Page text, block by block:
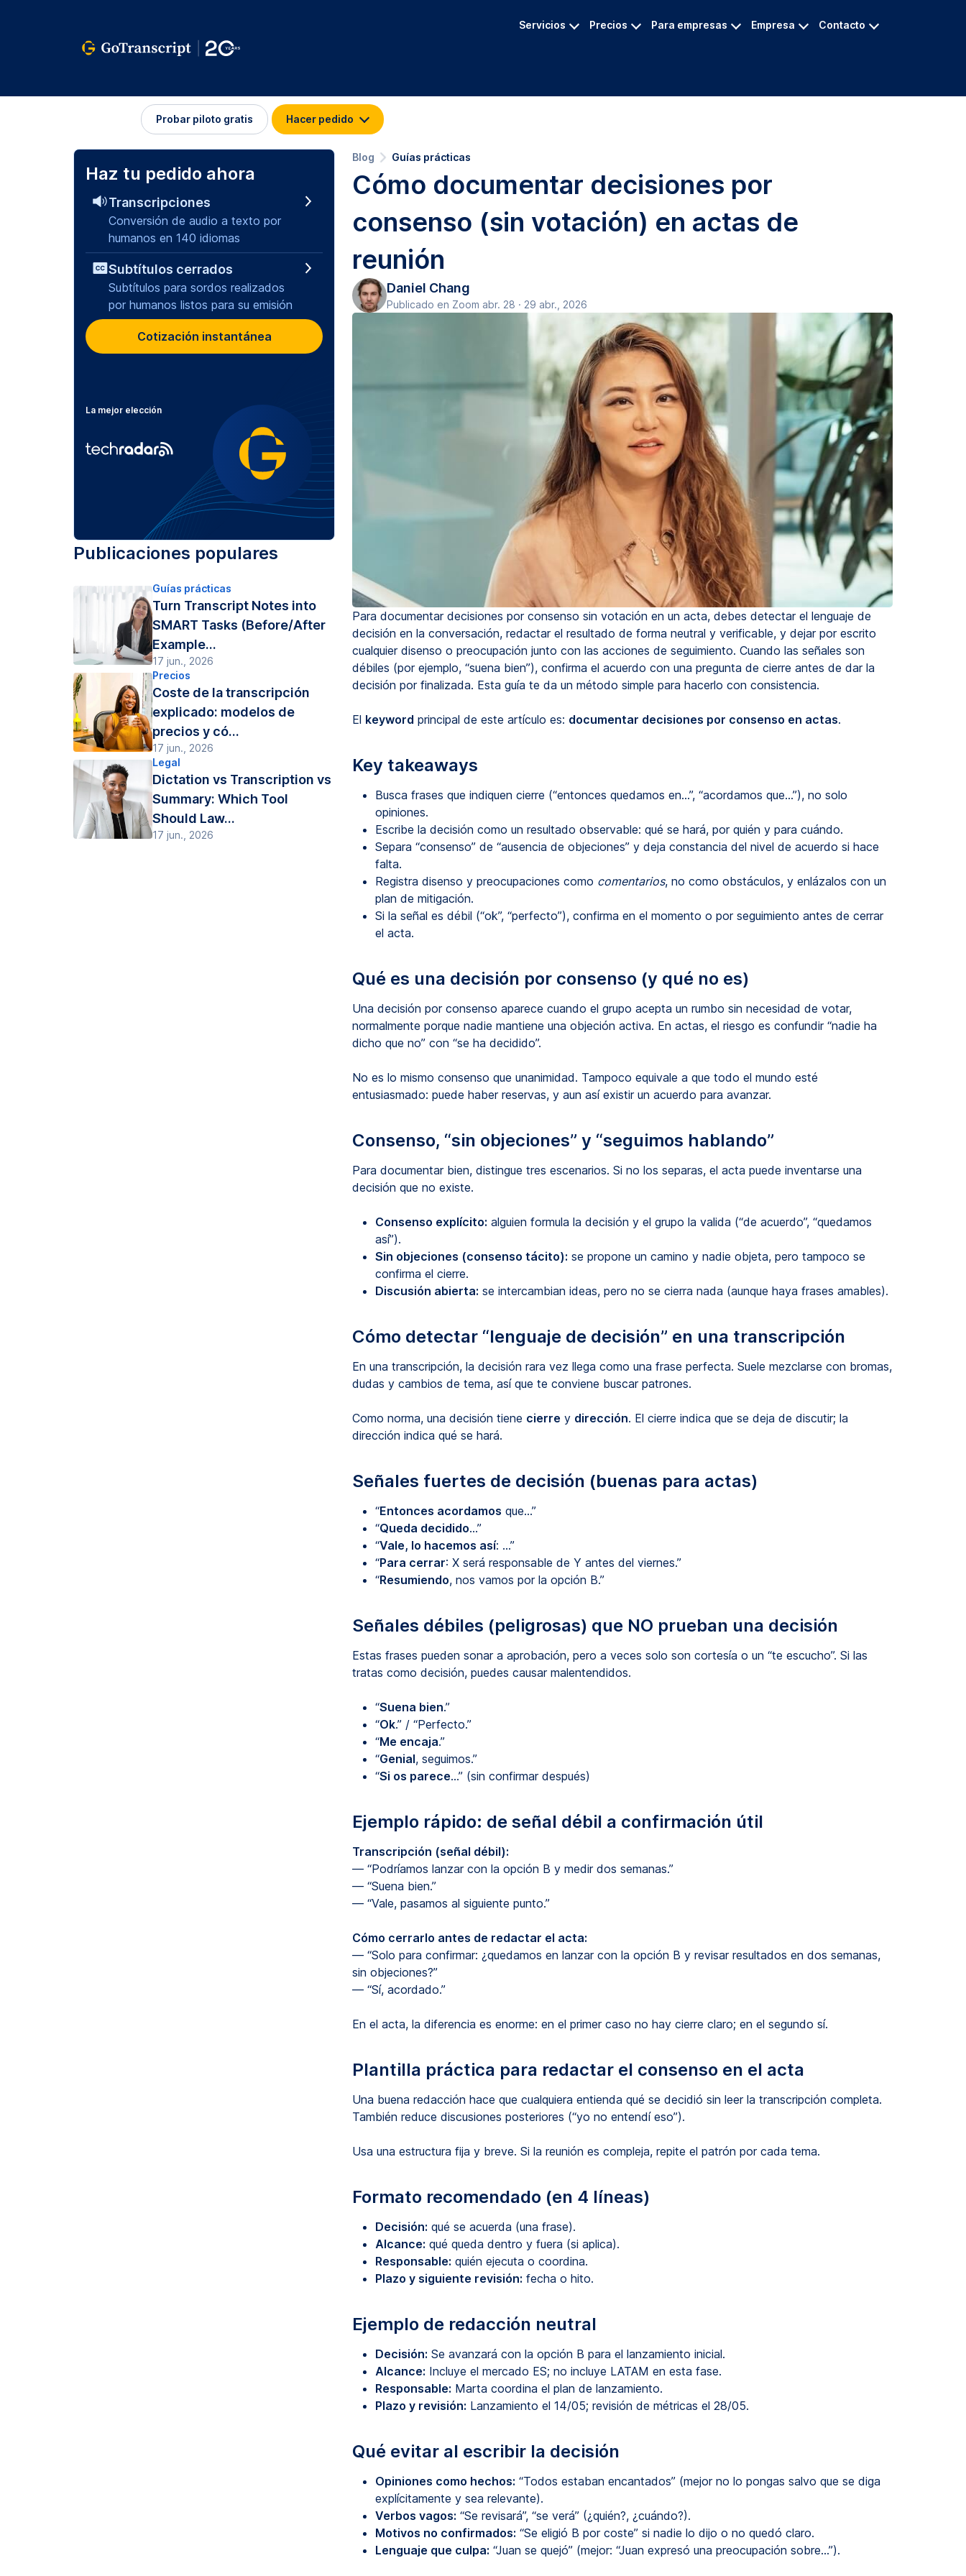
Servicios Precios Para empresas Empresa Contacto
Probar piloto gratis Hacer pedido
Blog Guías prácticas
Cómo documentar decisiones por
consenso (sin votación) en actas de
reunión
Daniel Chang
Publicado en Zoom abr. 28 · 29 abr., 2026
Para documentar decisiones por consenso sin votación en un acta, debes detectar el lenguaje de
decisión en la conversación, redactar el resultado de forma neutral y verificable, y dejar por escrito
cualquier disenso o preocupación junto con las acciones de seguimiento. Cuando las señales son
débiles (por ejemplo, “suena bien”), confirma el acuerdo con una pregunta de cierre antes de dar la
decisión por finalizada. Esta guía te da un método simple para hacerlo con consistencia.
El keyword principal de este artículo es: documentar decisiones por consenso en actas.
Key takeaways
Busca frases que indiquen cierre (“entonces quedamos en…”, “acordamos que…”), no solo
opiniones.
Escribe la decisión como un resultado observable: qué se hará, por quién y para cuándo.
Separa “consenso” de “ausencia de objeciones” y deja constancia del nivel de acuerdo si hace
falta.
Registra disenso y preocupaciones como comentarios, no como obstáculos, y enlázalos con un
plan de mitigación.
Si la señal es débil (“ok”, “perfecto”), confirma en el momento o por seguimiento antes de cerrar
el acta.
Qué es una decisión por consenso (y qué no es)
Una decisión por consenso aparece cuando el grupo acepta un rumbo sin necesidad de votar,
normalmente porque nadie mantiene una objeción activa. En actas, el riesgo es confundir “nadie ha
dicho que no” con “se ha decidido”.
No es lo mismo consenso que unanimidad. Tampoco equivale a que todo el mundo esté
entusiasmado: puede haber reservas, y aun así existir un acuerdo para avanzar.
Consenso, “sin objeciones” y “seguimos hablando”
Para documentar bien, distingue tres escenarios. Si no los separas, el acta puede inventarse una
decisión que no existe.
Consenso explícito: alguien formula la decisión y el grupo la valida (“de acuerdo”, “quedamos
así”).
Sin objeciones (consenso tácito): se propone un camino y nadie objeta, pero tampoco se
confirma el cierre.
Discusión abierta: se intercambian ideas, pero no se cierra nada (aunque haya frases amables).
Cómo detectar “lenguaje de decisión” en una transcripción
En una transcripción, la decisión rara vez llega como una frase perfecta. Suele mezclarse con bromas,
dudas y cambios de tema, así que te conviene buscar patrones.
Como norma, una decisión tiene cierre y dirección. El cierre indica que se deja de discutir; la
dirección indica qué se hará.
Señales fuertes de decisión (buenas para actas)
“Entonces acordamos que…”
“Queda decidido…”
“Vale, lo hacemos así: …”
“Para cerrar: X será responsable de Y antes del viernes.”
“Resumiendo, nos vamos por la opción B.”
Señales débiles (peligrosas) que NO prueban una decisión
Estas frases pueden sonar a aprobación, pero a veces solo son cortesía o un “te escucho”. Si las
tratas como decisión, puedes causar malentendidos.
“Suena bien.”
“Ok.” / “Perfecto.”
“Me encaja.”
“Genial, seguimos.”
“Si os parece…” (sin confirmar después)
Ejemplo rápido: de señal débil a confirmación útil
Transcripción (señal débil):
— “Podríamos lanzar con la opción B y medir dos semanas.”
— “Suena bien.”
— “Vale, pasamos al siguiente punto.”
Cómo cerrarlo antes de redactar el acta:
— “Solo para confirmar: ¿quedamos en lanzar con la opción B y revisar resultados en dos semanas,
sin objeciones?”
— “Sí, acordado.”
En el acta, la diferencia es enorme: en el primer caso no hay cierre claro; en el segundo sí.
Plantilla práctica para redactar el consenso en el acta
Una buena redacción hace que cualquiera entienda qué se decidió sin leer la transcripción completa.
También reduce discusiones posteriores (“yo no entendí eso”).
Usa una estructura fija y breve. Si la reunión es compleja, repite el patrón por cada tema.
Formato recomendado (en 4 líneas)
Decisión: qué se acuerda (una frase).
Alcance: qué queda dentro y fuera (si aplica).
Responsable: quién ejecuta o coordina.
Plazo y siguiente revisión: fecha o hito.
Ejemplo de redacción neutral
Decisión: Se avanzará con la opción B para el lanzamiento inicial.
Alcance: Incluye el mercado ES; no incluye LATAM en esta fase.
Responsable: Marta coordina el plan de lanzamiento.
Plazo y revisión: Lanzamiento el 14/05; revisión de métricas el 28/05.
Qué evitar al escribir la decisión
Opiniones como hechos: “Todos estaban encantados” (mejor no lo pongas salvo que se diga
explícitamente y sea relevante).
Verbos vagos: “Se revisará”, “se verá” (¿quién?, ¿cuándo?).
Motivos no confirmados: “Se eligió B por coste” si nadie lo dijo o no quedó claro.
Lenguaje que culpa: “Juan se quejó” (mejor: “Juan expresó una preocupación sobre…”).
Haz tu pedido ahora
Transcripciones
Conversión de audio a texto por
humanos en 140 idiomas
Subtítulos cerrados
Subtítulos para sordos realizados
por humanos listos para su emisión
Cotización instantánea
La mejor elección
Publicaciones populares
Guías prácticas
Turn Transcript Notes into
SMART Tasks (Before/After
Example...
17 jun., 2026
Precios
Coste de la transcripción
explicado: modelos de
precios y có...
17 jun., 2026
Legal
Dictation vs Transcription vs
Summary: Which Tool
Should Law...
17 jun., 2026